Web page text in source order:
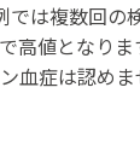
では複数回
値となり
症は認め